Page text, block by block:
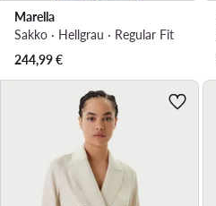
Marella
Sakko · Hellgrau · Regular Fit
244,99€